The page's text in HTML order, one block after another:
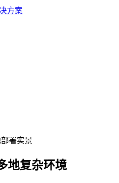
地复杂环境